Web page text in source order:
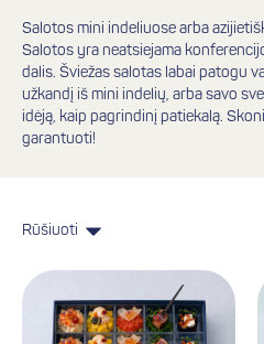
Salotos mini indeliuose arba
Salotos yra neatsiejama
dalis. Šviežas salotas labai patogu
užkandį iš mini indelių, arba savo
idėją, kaip pagrindinį patiekalą.
garantuoti!
Rūšiuoti